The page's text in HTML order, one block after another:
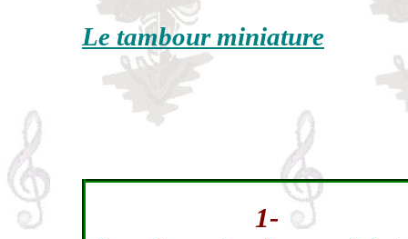
Le tambour miniature
1-